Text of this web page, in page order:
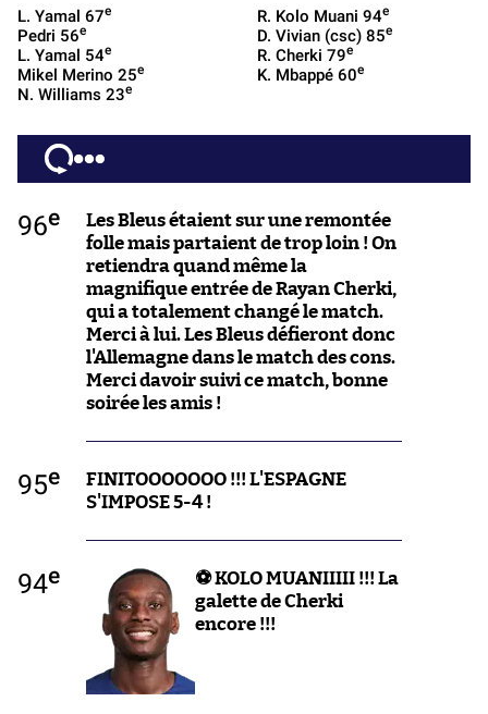
L. Yamal 67e
Pedri 56e
L. Yamal 54e
Mikel Merino 25e
N. Williams 23e
R. Kolo Muani 94e
D. Vivian (csc) 85e
R. Cherki 79e
K. Mbappé 60e
96e
Les Bleus étaient sur une remontée
folle mais partaient de trop loin ! On
retiendra quand même la
magnifique entrée de Rayan Cherki,
qui a totalement changé le match.
Merci à lui. Les Bleus défieront donc
l'Allemagne dans le match des cons.
Merci davoir suivi ce match, bonne
soirée les amis !
95e
FINITOOOOOOO !!! L'ESPAGNE
S'IMPOSE 5-4 !
94e
⚽ KOLO MUANIIIII !!! La
galette de Cherki
encore !!!